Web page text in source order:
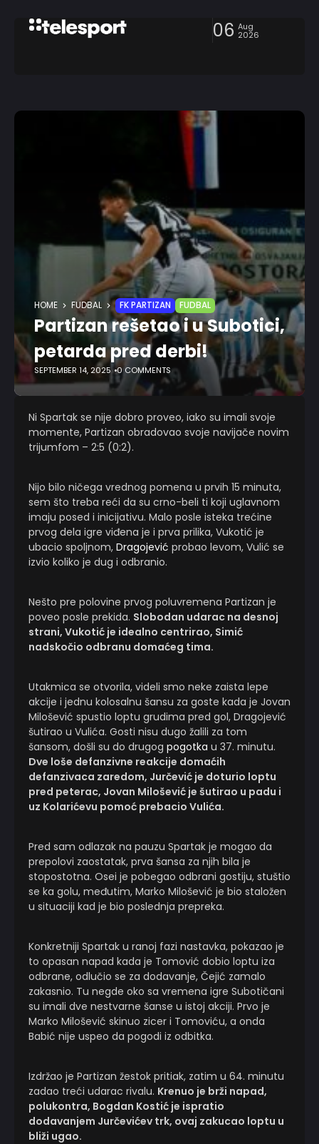
06 Aug
2026
HOME FUDBAL FK PARTIZAN FUDBAL
Partizan rešetao i u Subotici,
petarda pred derbi!
SEPTEMBER 14, 2025 0 COMMENTS
Ni Spartak se nije dobro proveo, iako su imali svoje
momente, Partizan obradovao svoje navijače novim
trijumfom – 2:5 (0:2).
Nijo bilo ničega vrednog pomena u prvih 15 minuta,
sem što treba reći da su crno-beli ti koji uglavnom
imaju posed i inicijativu. Malo posle isteka trećine
prvog dela igre viđena je i prva prilika, Vukotić je
ubacio spoljnom, Dragojević probao levom, Vulić se
izvio koliko je dug i odbranio.
Nešto pre polovine prvog poluvremena Partizan je
poveo posle prekida. Slobodan udarac na desnoj
strani, Vukotić je idealno centrirao, Simić
nadskočio odbranu domaćeg tima.
Utakmica se otvorila, videli smo neke zaista lepe
akcije i jednu kolosalnu šansu za goste kada je Jovan
Milošević spustio loptu grudima pred gol, Dragojević
šutirao u Vulića. Gosti nisu dugo žalili za tom
šansom, došli su do drugog pogotka u 37. minutu.
Dve loše defanzivne reakcije domaćih
defanzivaca zaredom, Jurčević je doturio loptu
pred peterac, Jovan Milošević je šutirao u padu i
uz Kolarićevu pomoć prebacio Vulića.
Pred sam odlazak na pauzu Spartak je mogao da
prepolovi zaostatak, prva šansa za njih bila je
stopostotna. Osei je pobegao odbrani gostiju, stuštio
se ka golu, međutim, Marko Milošević je bio staložen
u situaciji kad je bio poslednja prepreka.
Konkretniji Spartak u ranoj fazi nastavka, pokazao je
to opasan napad kada je Tomović dobio loptu iza
odbrane, odlučio se za dodavanje, Čejić zamalo
zakasnio. Tu negde oko sa vremena igre Subotičani
su imali dve nestvarne šanse u istoj akciji. Prvo je
Marko Milošević skinuo zicer i Tomoviću, a onda
Babić nije uspeo da pogodi iz odbitka.
Izdržao je Partizan žestok pritiak, zatim u 64. minutu
zadao treći udarac rivalu. Krenuo je brži napad,
polukontra, Bogdan Kostić je ispratio
dodavanjem Jurčevićev trk, ovaj zakucao loptu u
bliži ugao.